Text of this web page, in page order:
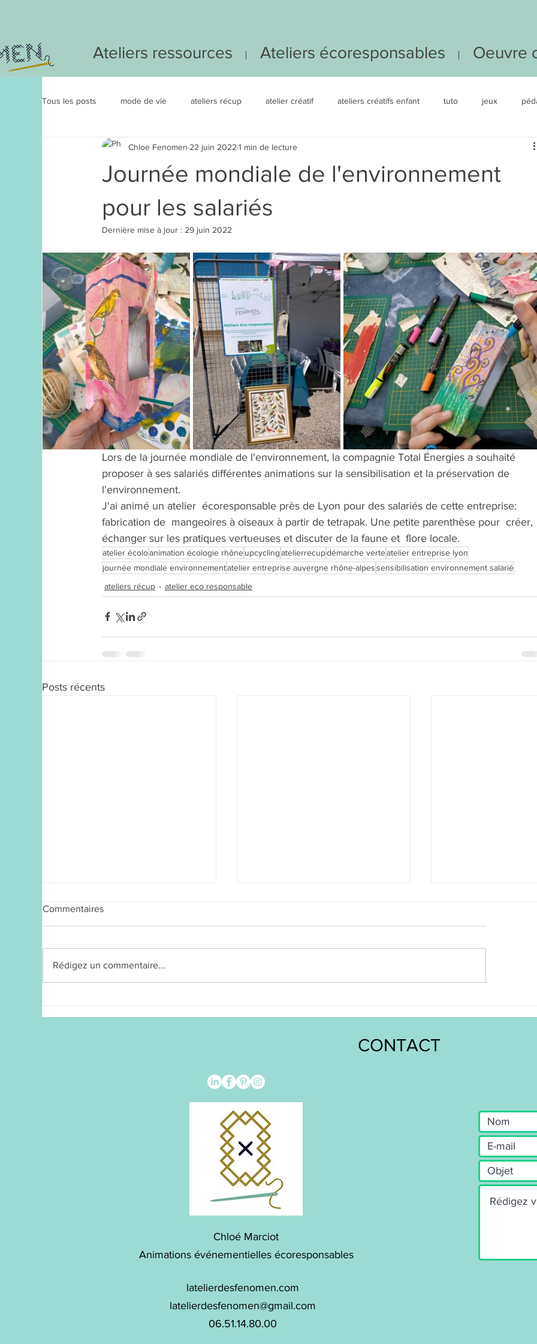
Ateliers ressources Ateliers écoresponsables Oeuvre
Tous les posts mode de vie ateliers récup atelier créatif ateliers créatifs enfant tuto jeux
Catégorie 2 atelier eco responsable #IDEEDUJOUR
Journée mondiale de l'environnement
pour les salariés
Chloe Fenomen 22 juin 2022 1 min de lecture
Dernière mise à jour : 29 juin 2022
Lors de la journée mondiale de l'environnement, la compagnie Total Énergies a souhaité
proposer à ses salariés différentes animations sur la sensibilisation et la préservation de
l'environnement.
J'ai animé un atelier  écoresponsable près de Lyon pour des salariés de cette entreprise:
fabrication de  mangeoires à oiseaux à partir de tetrapak. Une petite parenthèse pour  créer,
échanger sur les pratiques vertueuses et discuter de la faune et  flore locale.
atelier écoloanimation écologie rhôneupcyclingatelierrecupdémarche verteatelier entreprise lyon
journée mondiale environnementatelier entreprise auvergne rhône-alpessensibilisation environnement salarié
ateliers récup
atelier eco responsable
Posts récents
Commentaires
Rédigez un commentaire...
CONTACT
Chloé Marciot
Animations événementielles écoresponsables
latelierdesfenomen.com
latelierdesfenomen@gmail.com
06.51.14.80.00